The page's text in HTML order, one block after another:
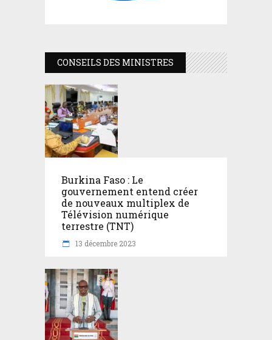
CONSEILS DES MINISTRES
Burkina Faso : Le
gouvernement entend créer
de nouveaux multiplex de
Télévision numérique
terrestre (TNT)
13 décembre 2023